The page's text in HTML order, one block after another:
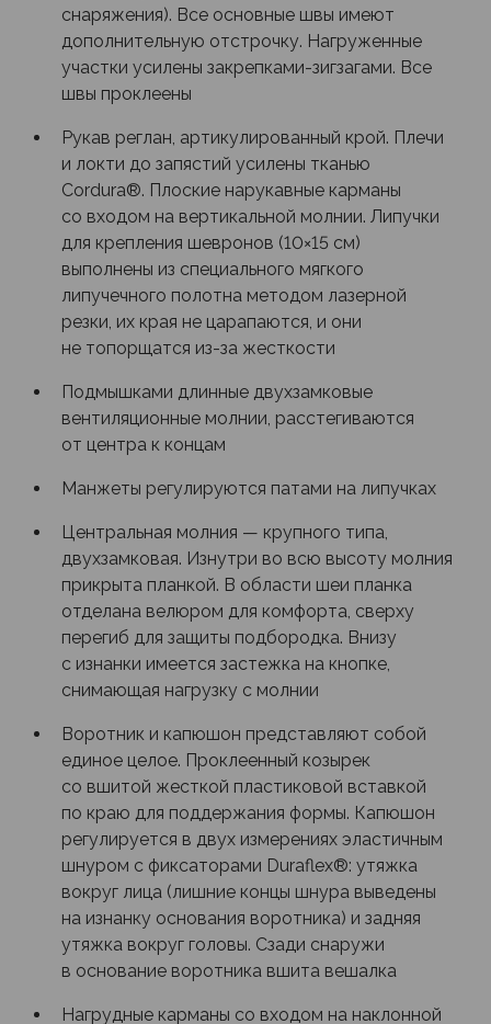
снаряжения). Все основные швы имеют
дополнительную отстрочку. Нагруженные
участки усилены закрепками-зигзагами. Все
швы проклеены
Рукав реглан, артикулированный крой. Плечи
и локти до запястий усилены тканью
Cordura®. Плоские нарукавные карманы
со входом на вертикальной молнии. Липучки
для крепления шевронов (10×15 см)
выполнены из специального мягкого
липучечного полотна методом лазерной
резки, их края не царапаются, и они
не топорщатся из-за жесткости
Подмышками длинные двухзамковые
вентиляционные молнии, расстегиваются
от центра к концам
Манжеты регулируются патами на липучках
Центральная молния — крупного типа,
двухзамковая. Изнутри во всю высоту молния
прикрыта планкой. В области шеи планка
отделана велюром для комфорта, сверху
перегиб для защиты подбородка. Внизу
с изнанки имеется застежка на кнопке,
снимающая нагрузку с молнии
Воротник и капюшон представляют собой
единое целое. Проклеенный козырек
со вшитой жесткой пластиковой вставкой
по краю для поддержания формы. Капюшон
регулируется в двух измерениях эластичным
шнуром с фиксаторами Duraflex®: утяжка
вокруг лица (лишние концы шнура выведены
на изнанку основания воротника) и задняя
утяжка вокруг головы. Сзади снаружи
в основание воротника вшита вешалка
Нагрудные карманы со входом на наклонной